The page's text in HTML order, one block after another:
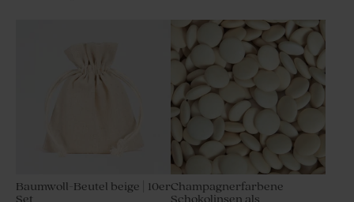
Baumwoll-Beutel beige | 10erChampagnerfarbene